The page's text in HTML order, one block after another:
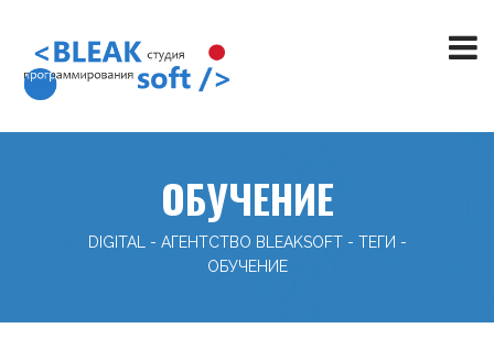
ОБУЧЕНИЕ
DIGITAL - АГЕНТСТВО BLEAKSOFT - ТЕГИ -
ОБУЧЕНИЕ